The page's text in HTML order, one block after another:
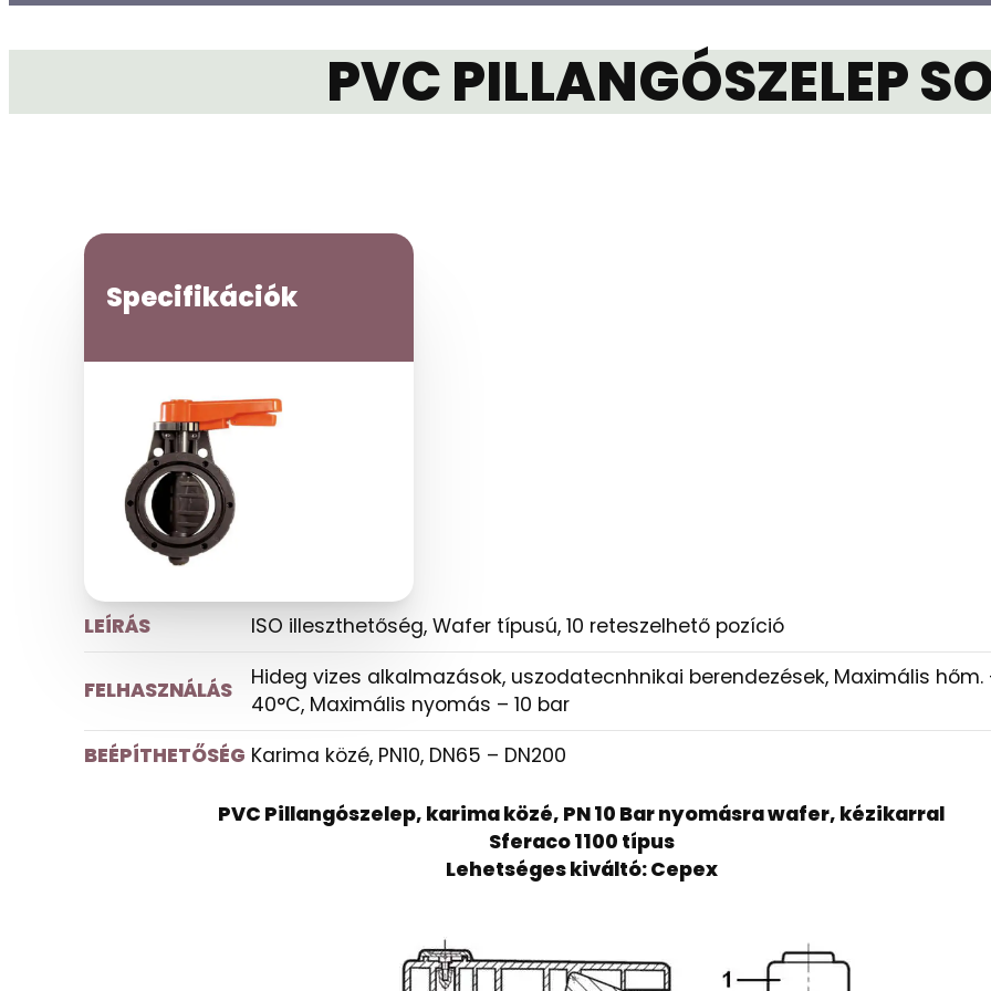
PVC PILLANGÓSZELEP
Specifikációk
LEÍRÁS ISO illeszthetőség, Wafer típusú, 10 reteszelhető pozíció
FELHASZNÁLÁS
Hideg vizes alkalmazások, uszodatecnhnikai berendezések, Maximális hőm.
40°C, Maximális nyomás – 10 bar
BEÉPÍTHETŐSÉG Karima közé, PN10, DN65 – DN200
PVC Pillangószelep, karima közé, PN 10 Bar nyomásra wafer, kézikarral
Sferaco 1100 típus
Lehetséges kiváltó: Cepex